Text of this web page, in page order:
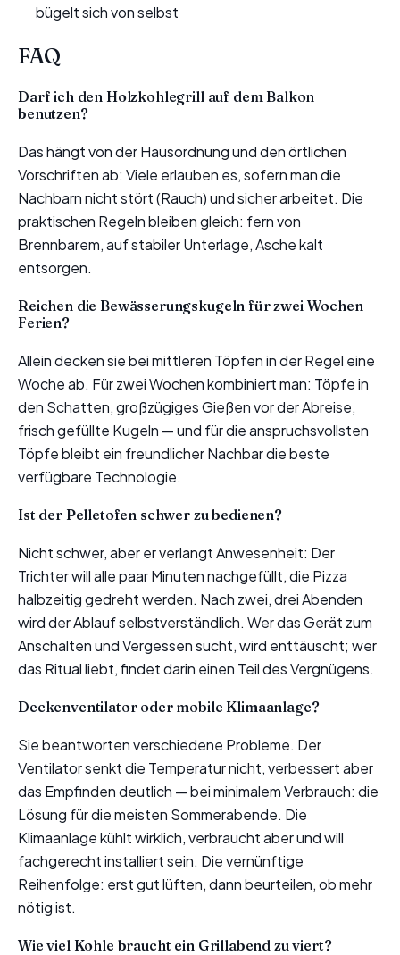
bügelt sich von selbst
FAQ
Darf ich den Holzkohlegrill auf dem Balkon
benutzen?
Das hängt von der Hausordnung und den örtlichen
Vorschriften ab: Viele erlauben es, sofern man die
Nachbarn nicht stört (Rauch) und sicher arbeitet. Die
praktischen Regeln bleiben gleich: fern von
Brennbarem, auf stabiler Unterlage, Asche kalt
entsorgen.
Reichen die Bewässerungskugeln für zwei Wochen
Ferien?
Allein decken sie bei mittleren Töpfen in der Regel eine
Woche ab. Für zwei Wochen kombiniert man: Töpfe in
den Schatten, großzügiges Gießen vor der Abreise,
frisch gefüllte Kugeln — und für die anspruchsvollsten
Töpfe bleibt ein freundlicher Nachbar die beste
verfügbare Technologie.
Ist der Pelletofen schwer zu bedienen?
Nicht schwer, aber er verlangt Anwesenheit: Der
Trichter will alle paar Minuten nachgefüllt, die Pizza
halbzeitig gedreht werden. Nach zwei, drei Abenden
wird der Ablauf selbstverständlich. Wer das Gerät zum
Anschalten und Vergessen sucht, wird enttäuscht; wer
das Ritual liebt, findet darin einen Teil des Vergnügens.
Deckenventilator oder mobile Klimaanlage?
Sie beantworten verschiedene Probleme. Der
Ventilator senkt die Temperatur nicht, verbessert aber
das Empfinden deutlich — bei minimalem Verbrauch: die
Lösung für die meisten Sommerabende. Die
Klimaanlage kühlt wirklich, verbraucht aber und will
fachgerecht installiert sein. Die vernünftige
Reihenfolge: erst gut lüften, dann beurteilen, ob mehr
nötig ist.
Wie viel Kohle braucht ein Grillabend zu viert?